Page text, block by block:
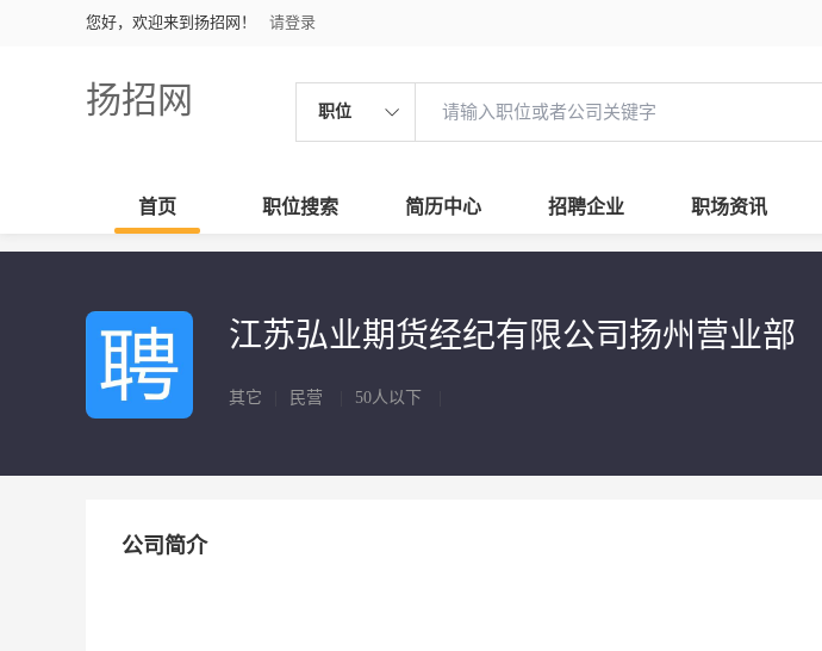
您好，欢迎来到扬招网！ 请登录
扬招网 职位
首页 职位搜索 简历中心 招聘企业 职场资讯
江苏弘业期货经纪有限公司扬州营业部
其它 民营 50人以下
公司简介